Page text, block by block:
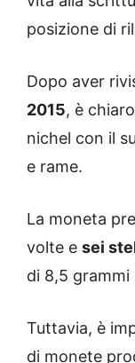
posizione di
Dopo aver
2015, è
nichel con il
e rame.
La moneta
volte e sei
di 8,5 grammi
Tuttavia, è
di monete